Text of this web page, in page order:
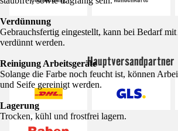
Verdünnung
Gebrauchsfertig eingestellt, kann bei Bedarf
verdünnt werden.
Reinigung Arbeitsgeräte
Solange die Farbe noch feucht ist, können
und Seife gereinigt werden.
Lagerung
Trocken, kühl und frostfrei lagern.
Hauptversandpartner